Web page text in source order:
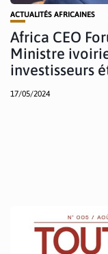
ACTUALITÉS AFRICAINES
Africa CEO
Ministre
investisseurs
17/05/2024